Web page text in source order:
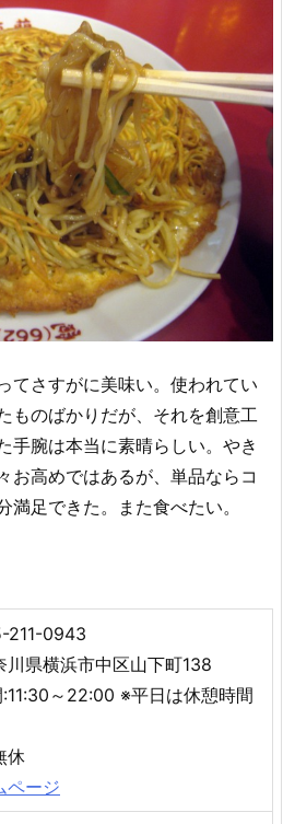
てさすがに美味い。使われてい
ものばかりだが、それを創意工
手腕は本当に素晴らしい。やき
お高めではあるが、単品ならコ
満足できた。また食べたい。
211-0943
川県横浜市中区山下町138
～22:00 ※平日は休憩時間
休
ページ